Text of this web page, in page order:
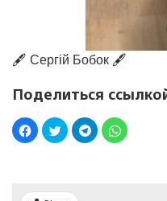
🖋️ Сергій Бобок 🖋️
Поделиться